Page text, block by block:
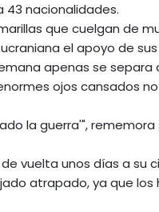
43 nacionalidades.
que cuelgan de
el apoyo de
apenas se separa
ojos cansados
la guerra'",
vuelta unos días a su
atrapado, ya que los